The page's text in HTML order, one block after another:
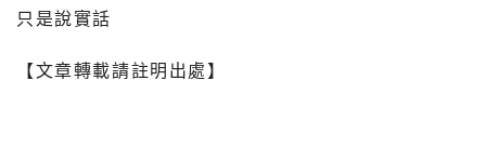
只是說實話
【文章轉載請註明出處】